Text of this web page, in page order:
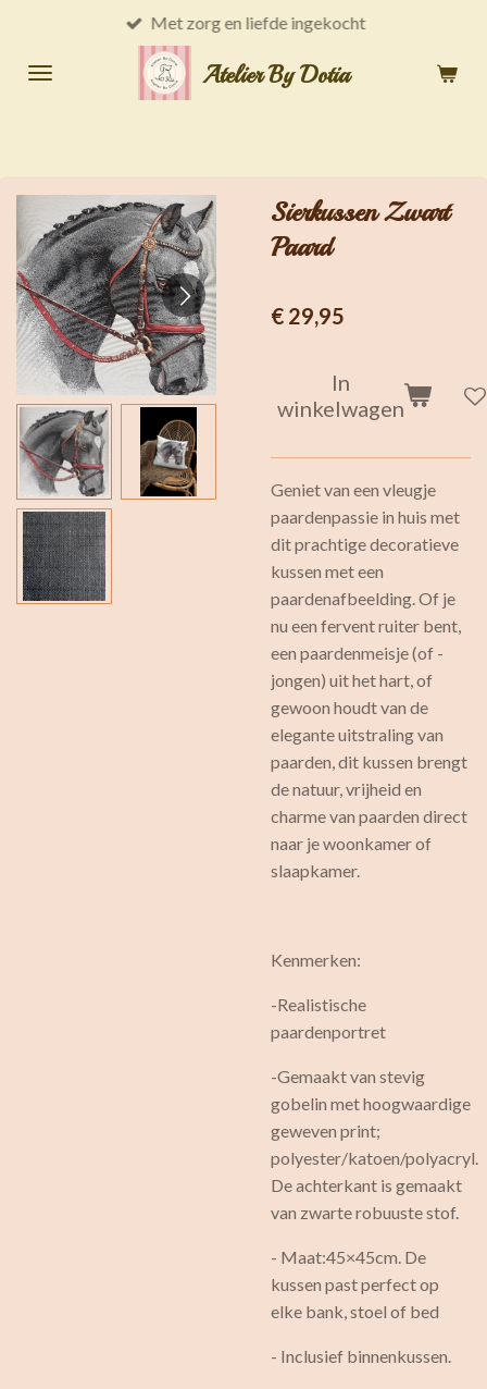
naar
Atelier By Dotia
Met zorg en liefde ingekocht
Sierkussen Zwart
Paard
€ 29,95
In
winkelwagen
Geniet van een vleugje
paardenpassie in huis met
dit prachtige decoratieve
kussen met een
paardenafbeelding. Of je
nu een fervent ruiter bent,
een paardenmeisje (of -
jongen) uit het hart, of
gewoon houdt van de
elegante uitstraling van
paarden, dit kussen brengt
de natuur, vrijheid en
charme van paarden direct
naar je woonkamer of
slaapkamer.
Kenmerken:
-Realistische
paardenportret
-Gemaakt van stevig
gobelin met hoogwaardige
geweven print;
polyester/katoen/polyacryl.
De achterkant is gemaakt
van zwarte robuuste stof.
- Maat:45×45cm. De
kussen past perfect op
elke bank, stoel of bed
- Inclusief binnenkussen.